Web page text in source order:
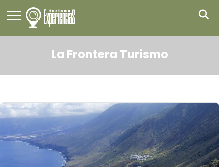
La Frontera Turismo